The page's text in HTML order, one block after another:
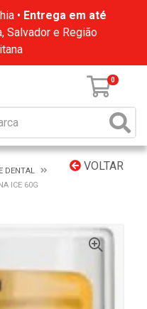
• Entrega em até
Salvador e Região
0
VOLTAR
DENTAL
ICE 60G